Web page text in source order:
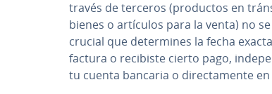
través de terceros (productos en
bienes o artículos para la venta) no
crucial que de­te­r­mi­nes la fecha
factura o recibiste cierto pago,
tu cuenta bancaria o di­re­c­ta­me­n­te en